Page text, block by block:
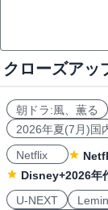
クローズアッ
朝ドラ:風、薫る
2026年夏(7月)国
Netflix
Disney+2026年
U-NEXT